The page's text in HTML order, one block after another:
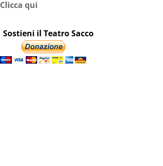
Clicca qui
Sostieni il Teatro Sacco